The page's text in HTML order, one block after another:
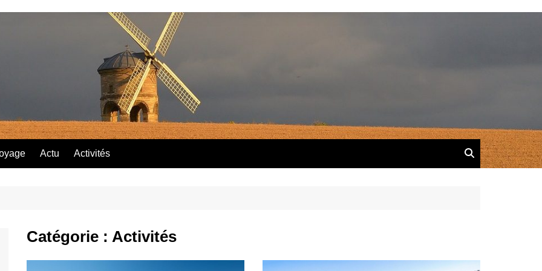
Actu Activités
Catégorie : Activités